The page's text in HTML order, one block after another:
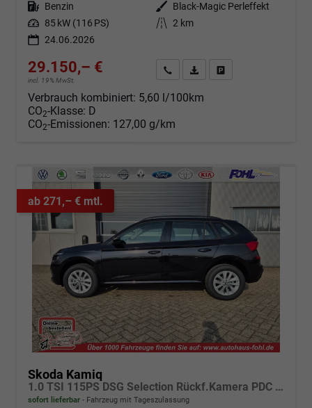
Kraftstoff Benzin Außenfarbe
Black-Magic Perleffekt
Leistung 85 kW (116 PS) Kilometerstand 2 km
24.06.2026
29.150,– €
incl. 19% MwSt.
Angebot anfordern
Fahrzeugexpose (PDF)
Verbrauch kombiniert: 5,60 l/100km
CO2-Klasse: D
CO2-Emissionen: 127,00 g/km
ab 271,– € mtl.
Skoda Kamiq
1.0 TSI 115PS DSG Selection Rückf.Kamera PDC v+h Sitzheizung Klimaautomatik Skoda-Radio Apple CarPlay + Android Auto Tempomat Garantieverlängerung 16"LM
sofort lieferbar Fahrzeug mit Tageszulassung